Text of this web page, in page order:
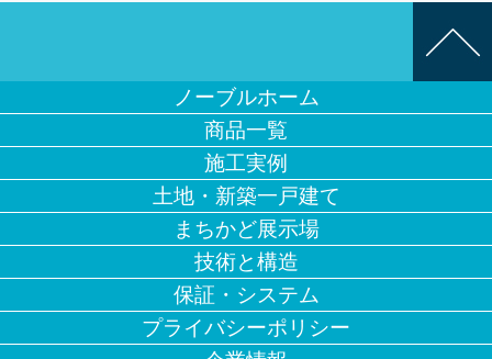
ノーブルホーム
商品一覧
施工実例
土地・新築一戸建て
まちかど展示場
技術と構造
保証・システム
プライバシーポリシー